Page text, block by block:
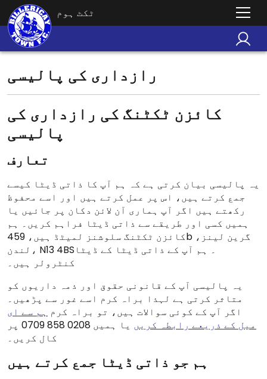
ٹکٹ ہوم
رازداری کی پالیسی
کائزن ٹکٹنگ کی رازداری کی
پالیسی
تعارف
یہ پالیسی بیان کرتی ہے کہ ہم آپ کا ذاتی ڈیٹا کیسے
جمع کرتے ہیں، اس پر عمل کرتے ہیں اور اسے محفوظ
رکھتے ہیں اگر آپ ہماری آن لائن دکان پر جائیں یا
ہمیں کسی اور طریقے سے ذاتی ڈیٹا فراہم کریں۔ ہم
کائزن ٹکٹنگ سلوشنز لمیٹڈ ہیں، 459b گرین لینز،
لندن، N13 4BS۔ ہم آپ کے ذاتی ڈیٹا کے ڈیٹا
کنٹرولر ہیں۔
یہ پالیسی آپ کے قانونی حقوق اور ذمہ داریوں کو
متاثر کرتی ہے لہذا براہ کرم اسے غور سے پڑھیں۔
اگر آپ کے کوئی سوالات ہیں، تو براہ کرم ہم سے ای
میل کے ذریعے رابطہ کریں
یا ہمیں 0208 858 0709 پر
کال کریں۔
ہم جو ذاتی ڈیٹا جمع کرتے ہیں